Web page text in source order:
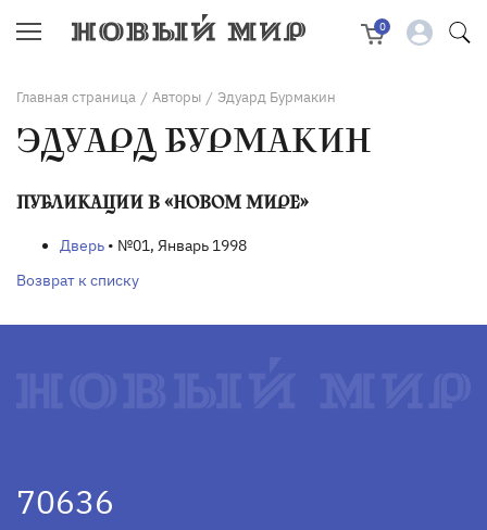
0
Главная страница / Авторы / Эдуард Бурмакин
ЭДУАРД БУРМАКИН
ПУБЛИКАЦИИ В «НОВОМ МИРЕ»
Дверь • №01, Январь 1998
Возврат к списку
70636